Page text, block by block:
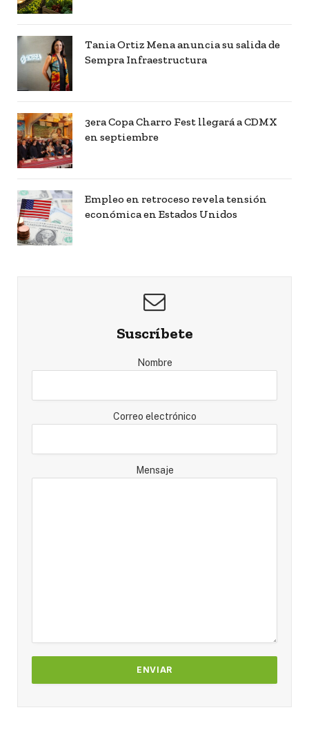
Tania Ortiz Mena anuncia su salida de
Sempra Infraestructura
3era Copa Charro Fest llegará a CDMX
en septiembre
Empleo en retroceso revela tensión
económica en Estados Unidos
Suscríbete
Nombre
Correo electrónico
Mensaje